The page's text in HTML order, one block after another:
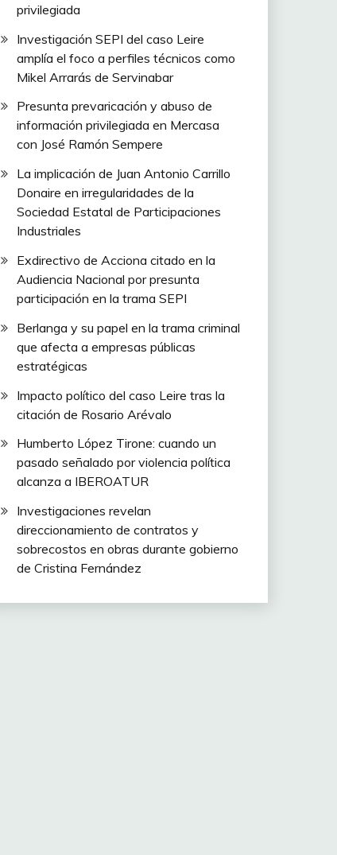
privilegiada
Investigación SEPI del caso Leire
amplía el foco a perfiles técnicos como
Mikel Arrarás de Servinabar
Presunta prevaricación y abuso de
información privilegiada en Mercasa
con José Ramón Sempere
La implicación de Juan Antonio Carrillo
Donaire en irregularidades de la
Sociedad Estatal de Participaciones
Industriales
Exdirectivo de Acciona citado en la
Audiencia Nacional por presunta
participación en la trama SEPI
Berlanga y su papel en la trama criminal
que afecta a empresas públicas
estratégicas
Impacto político del caso Leire tras la
citación de Rosario Arévalo
Humberto López Tirone: cuando un
pasado señalado por violencia política
alcanza a IBEROATUR
Investigaciones revelan
direccionamiento de contratos y
sobrecostos en obras durante gobierno
de Cristina Fernández